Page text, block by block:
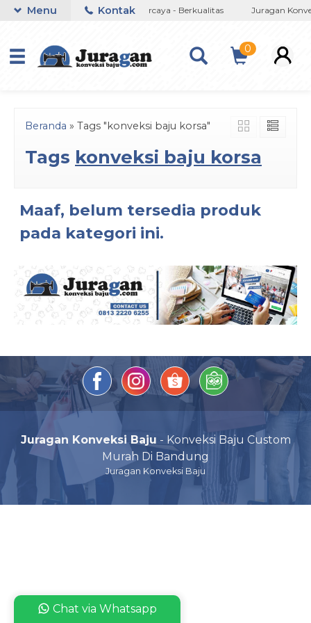
Jujur - Amanah -Terpercaya - Berkualitas Juragan
Menu Kontak
0
Beranda » Tags "konveksi baju korsa"
Tags konveksi baju korsa
Maaf, belum tersedia produk
pada kategori ini.
Juragan Konveksi Baju - Konveksi Baju Custom
Murah Di Bandung
Juragan Konveksi Baju
Chat via Whatsapp